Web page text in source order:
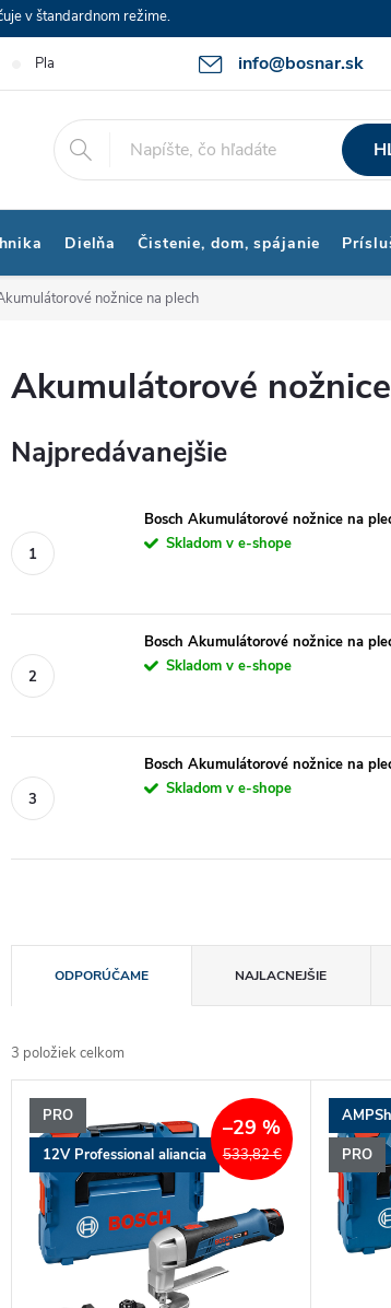
v štandardnom režime.
info@bosnar.sk
Platby a Doprava Kontakty Obchodné
Dielňa Čistenie, dom, spájanie
nožnice na plech
Akumulátorové
Najpredávanejšie
Bosch Akumulátorové nožnice na
Skladom v e-shope
Bosch Akumulátorové nožnice na
Skladom v e-shope
Bosch Akumulátorové nožnice na
Skladom v e-shope
a
d
e
n
ODPORÚČAME NAJLACNEJŠIE
3 položiek celkom
V
ý
PRO
12V Professional aliancia
533,82 €
–29 %
PRO